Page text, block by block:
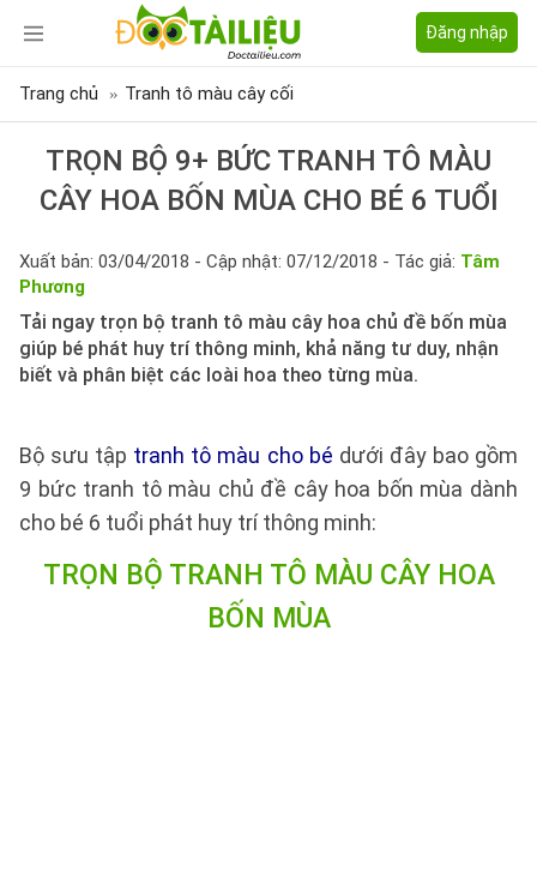
Đăng nhập
Trang chủ Tranh tô màu cây cối
TRỌN BỘ 9+ BỨC TRANH TÔ MÀU
CÂY HOA BỐN MÙA CHO BÉ 6 TUỔI
Xuất bản: 03/04/2018 - Cập nhật: 07/12/2018 - Tác giả: Tâm
Phương
Tải ngay trọn bộ tranh tô màu cây hoa chủ đề bốn mùa
giúp bé phát huy trí thông minh, khả năng tư duy, nhận
biết và phân biệt các loài hoa theo từng mùa.
Bộ sưu tập tranh tô màu cho bé dưới đây bao gồm
9 bức tranh tô màu chủ đề cây hoa bốn mùa dành
cho bé 6 tuổi phát huy trí thông minh:
TRỌN BỘ TRANH TÔ MÀU CÂY HOA
BỐN MÙA